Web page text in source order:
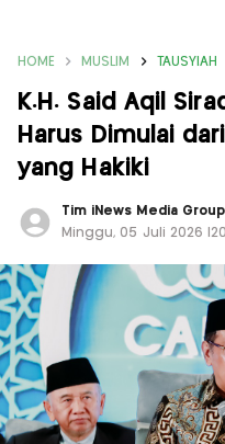
HOME MUSLIM TAUSYIAH
K.H. Said Aqil
Harus Dimulai
yang Hakiki
Tim iNews Media
Minggu, 05 Juli 2026